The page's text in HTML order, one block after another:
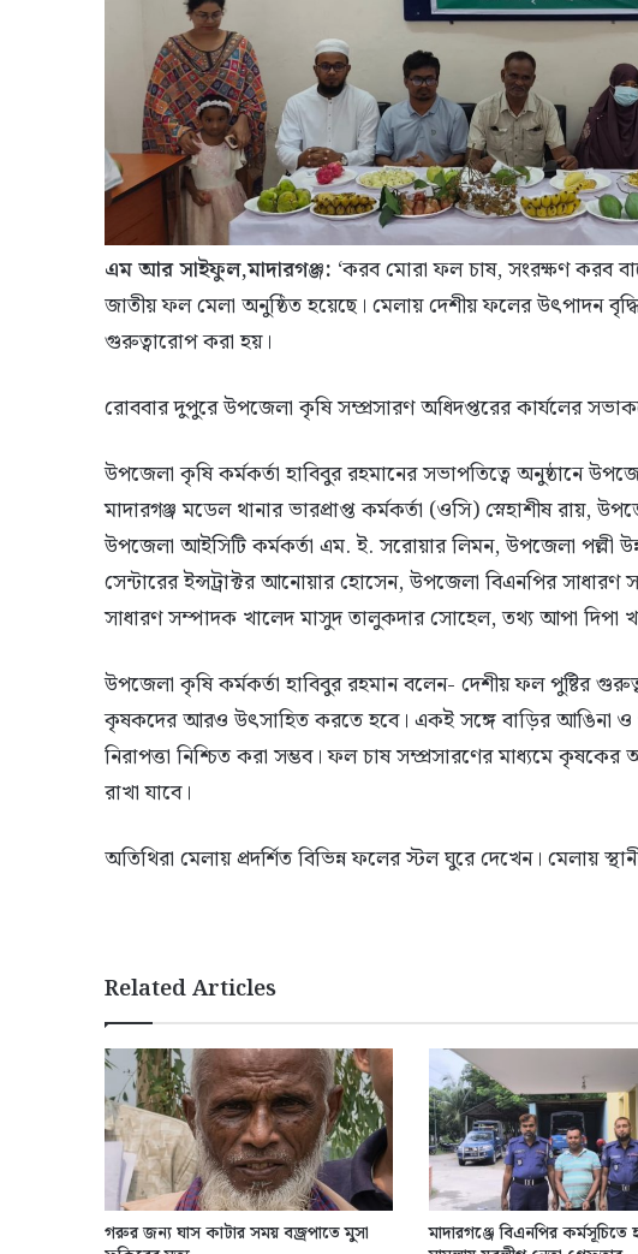
এম আর সাইফুল,মাদারগঞ্জ: ‘করব মোরা ফল চাষ, সংরক্ষণ করব
জাতীয় ফল মেলা অনুষ্ঠিত হয়েছে। মেলায় দেশীয় ফলের উৎপাদন
গুরুত্বারোপ করা হয়।
রোববার দুপুরে উপজেলা কৃষি সম্প্রসারণ অধিদপ্তরের কার্যলের
উপজেলা কৃষি কর্মকর্তা হাবিবুর রহমানের সভাপতিত্বে অনুষ্ঠানে
মাদারগঞ্জ মডেল থানার ভারপ্রাপ্ত কর্মকর্তা (ওসি) স্নেহাশীষ
উপজেলা আইসিটি কর্মকর্তা এম. ই. সরোয়ার লিমন, উপজেলা পল্লী
সেন্টারের ইন্সট্রাক্টর আনোয়ার হোসেন, উপজেলা বিএনপির
সাধারণ সম্পাদক খালেদ মাসুদ তালুকদার সোহেল, তথ্য আপা দিপা
উপজেলা কৃষি কর্মকর্তা হাবিবুর রহমান বলেন- দেশীয় ফল পুষ্টির
কৃষকদের আরও উৎসাহিত করতে হবে। একই সঙ্গে বাড়ির আঙিনা ও
নিরাপত্তা নিশ্চিত করা সম্ভব। ফল চাষ সম্প্রসারণের মাধ্যমে
রাখা যাবে।
অতিথিরা মেলায় প্রদর্শিত বিভিন্ন ফলের স্টল ঘুরে দেখেন। মেলায়
Related Articles
গরুর জন্য ঘাস কাটার সময় বজ্রপাতে মুসা
মাদারগঞ্জে বিএনপির কর্মসূচিতে